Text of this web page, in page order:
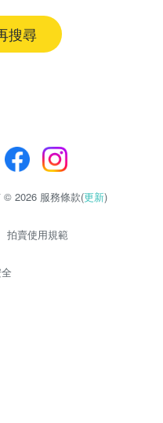
搜尋
© 2026 服務條款(更新)
拍賣使用規範